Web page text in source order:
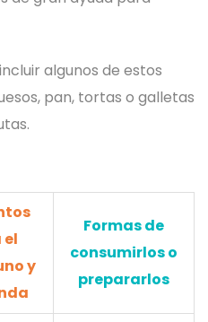
algunos de estos
pan, tortas o galletas
el
y
Formas de
consumirlos o
prepararlos